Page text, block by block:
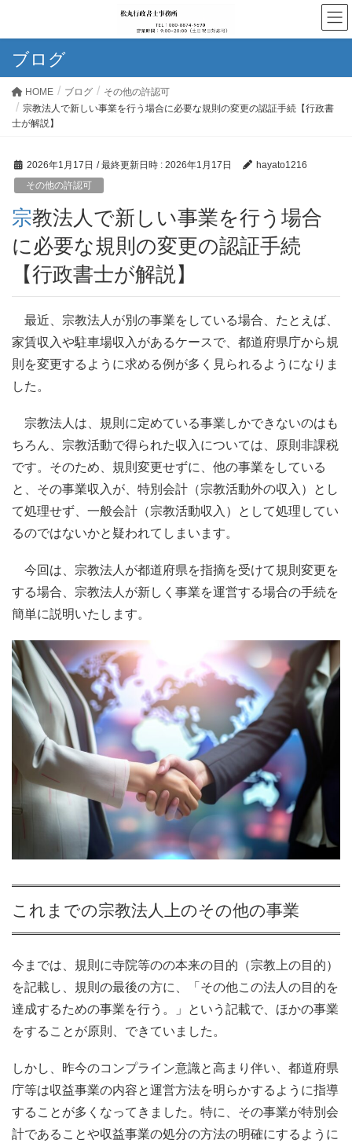
ブログ
HOME ブログ
その他の許認可
宗教法人で新しい事業を行う場合に必要な規則の変更の認証手続【行政書
士が解説】
2026年1月17日 / 最終更新日時 : 2026年1月17日
hayato1216
その他の許認可
宗教法人で新しい事業を行う場合
に必要な規則の変更の認証手続
【行政書士が解説】
最近、宗教法人が別の事業をしている場合、たとえば、
家賃収入や駐車場収入があるケースで、都道府県庁から規
則を変更するように求める例が多く見られるようになりま
した。
宗教法人は、規則に定めている事業しかできないのはも
ちろん、宗教活動で得られた収入については、原則非課税
です。そのため、規則変更せずに、他の事業をしている
と、その事業収入が、特別会計（宗教活動外の収入）とし
て処理せず、一般会計（宗教活動収入）として処理してい
るのではないかと疑われてしまいます。
今回は、宗教法人が都道府県を指摘を受けて規則変更を
する場合、宗教法人が新しく事業を運営する場合の手続を
簡単に説明いたします。
これまでの宗教法人上のその他の事業
今までは、規則に寺院等のの本来の目的（宗教上の目的）
を記載し、規則の最後の方に、「その他この法人の目的を
達成するための事業を行う。」という記載で、ほかの事業
をすることが原則、できていました。
しかし、昨今のコンプライン意識と高まり伴い、都道府県
庁等は収益事業の内容と運営方法を明らかするように指導
することが多くなってきました。特に、その事業が特別会
計であることや収益事業の処分の方法の明確にするように